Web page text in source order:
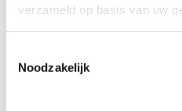
verzameld op basis van uw
Noodzakelijk
Nadia Ait Mansour
Verjaardagsfeestjes en